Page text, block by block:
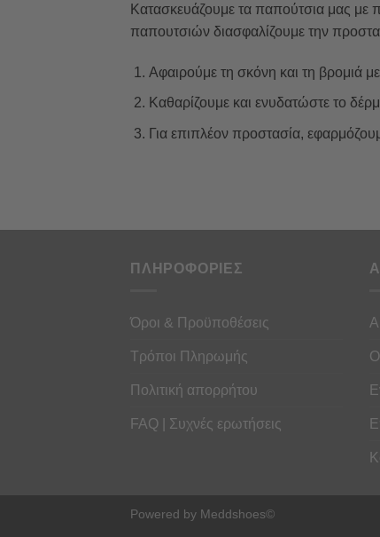
Κατασκευάζουμε τα παπούτσια μας με
παπουτσιών διασφαλίζουμε την
Αφαιρούμε τη σκόνη και τη βρομιά
Καθαρίζουμε και ενυδατώστε το
Για επιπλέον προστασία,
ΠΛΗΡΟΦΟΡΙΕΣ
Όροι & Προϋποθέσεις
Τρόποι Πληρωμής
Πολιτική απορρήτου
FAQ | Συχνές ερωτήσεις
Powered by Meddshoes©